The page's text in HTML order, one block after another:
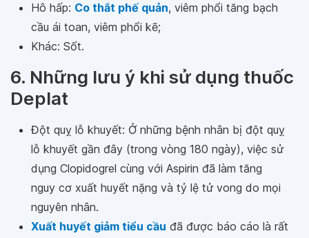
Hô hấp: Co thắt phế quản, viêm phổi tăng bạch
cầu ái toan, viêm phổi kẽ;
Khác: Sốt.
6. Những lưu ý khi sử dụng thuốc
Deplat
Đột quỵ lỗ khuyết: Ở những bệnh nhân bị đột quỵ
lỗ khuyết gần đây (trong vòng 180 ngày), việc sử
dụng Clopidogrel cùng với Aspirin đã làm tăng
nguy cơ xuất huyết nặng và tỷ lệ tử vong do mọi
nguyên nhân.
Xuất huyết giảm tiểu cầu đã được báo cáo là rất